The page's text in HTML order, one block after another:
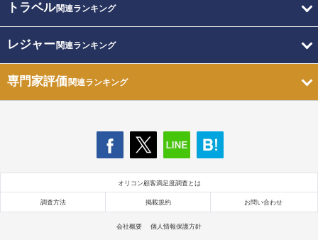
トラベル関連ランキング
レジャー関連ランキング
専門家評価関連ランキング
オリコン顧客満足度調査とは
調査方法 掲載規約 お問い合わせ
会社概要 個人情報保護方針